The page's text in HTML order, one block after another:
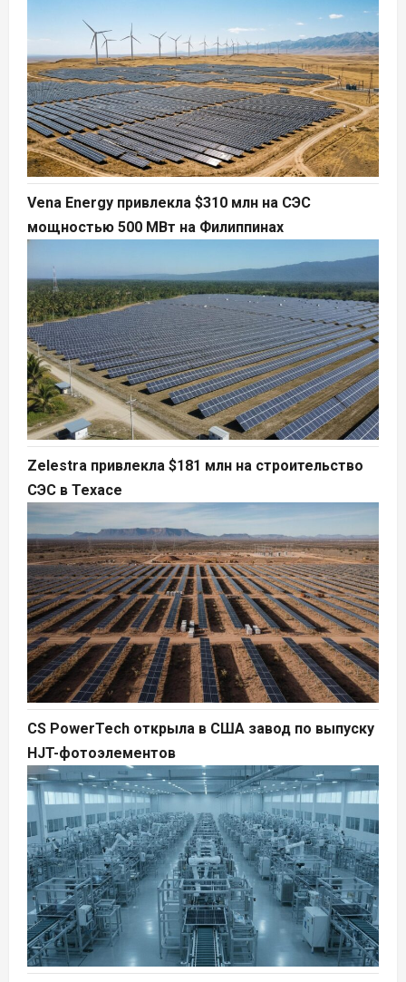
Vena Energy привлекла $310 млн на СЭС
мощностью 500 МВт на Филиппинах
Zelestra привлекла $181 млн на строительство
СЭС в Техасе
CS PowerTech открыла в США завод по выпуску
HJT-фотоэлементов